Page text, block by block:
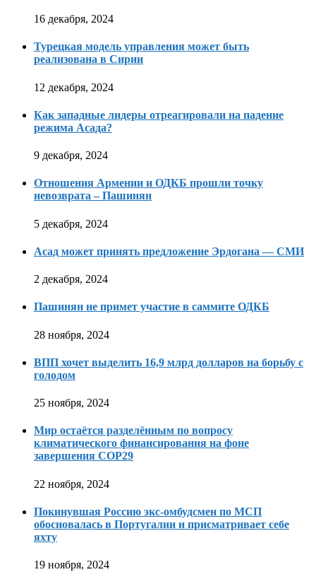
16 декабря, 2024
Турецкая модель управления может быть
реализована в Сирии
12 декабря, 2024
Как западные лидеры отреагировали на падение
режима Асада?
9 декабря, 2024
Отношения Армении и ОДКБ прошли точку
невозврата – Пашинян
5 декабря, 2024
Асад может принять предложение Эрдогана — СМИ
2 декабря, 2024
Пашинян не примет участие в саммите ОДКБ
28 ноября, 2024
ВПП хочет выделить 16,9 млрд долларов на борьбу с
голодом
25 ноября, 2024
Мир остаётся разделённым по вопросу
климатического финансирования на фоне
завершения COP29
22 ноября, 2024
Покинувшая Россию экс-омбудсмен по МСП
обосновалась в Португалии и присматривает себе
яхту
19 ноября, 2024